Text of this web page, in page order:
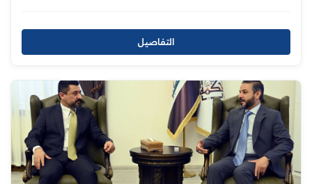
التفاصيل